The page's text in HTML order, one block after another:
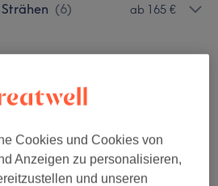
(6) ab 165 €
1785 Bewertungen
Cookies und Cookies von
Anzeigen zu personalisieren,
und unseren